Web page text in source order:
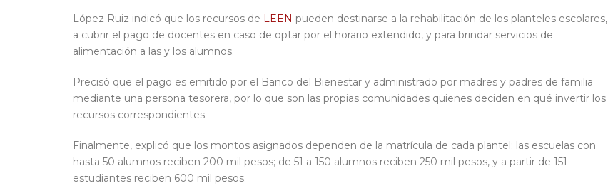
López Ruiz indicó que los recursos de LEEN pueden destinarse a la rehabilitación de los planteles escolares,
a cubrir el pago de docentes en caso de optar por el horario extendido, y para brindar servicios de
alimentación a las y los alumnos.
Precisó que el pago es emitido por el Banco del Bienestar y administrado por madres y padres de familia
mediante una persona tesorera, por lo que son las propias comunidades quienes deciden en qué invertir los
recursos correspondientes.
Finalmente, explicó que los montos asignados dependen de la matrícula de cada plantel; las escuelas con
hasta 50 alumnos reciben 200 mil pesos; de 51 a 150 alumnos reciben 250 mil pesos, y a partir de 151
estudiantes reciben 600 mil pesos.